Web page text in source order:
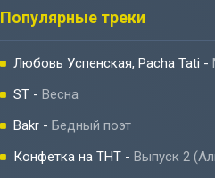
Популярные треки
Любовь Успенская, Pacha Tati -
ST - Весна
Bakr - Бедный поэт
Конфетка на ТНТ - Выпуск 2